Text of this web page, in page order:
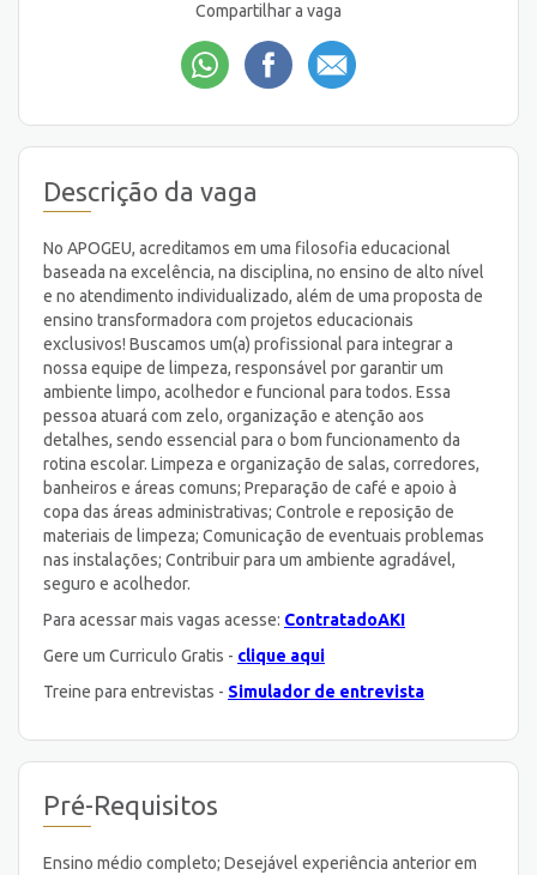
Compartilhar a vaga
Descrição da vaga
No APOGEU, acreditamos em uma filosofia educacional
baseada na excelência, na disciplina, no ensino de alto nível
e no atendimento individualizado, além de uma proposta de
ensino transformadora com projetos educacionais
exclusivos! Buscamos um(a) profissional para integrar a
nossa equipe de limpeza, responsável por garantir um
ambiente limpo, acolhedor e funcional para todos. Essa
pessoa atuará com zelo, organização e atenção aos
detalhes, sendo essencial para o bom funcionamento da
rotina escolar. Limpeza e organização de salas, corredores,
banheiros e áreas comuns; Preparação de café e apoio à
copa das áreas administrativas; Controle e reposição de
materiais de limpeza; Comunicação de eventuais problemas
nas instalações; Contribuir para um ambiente agradável,
seguro e acolhedor.
Para acessar mais vagas acesse: ContratadoAKI
Gere um Curriculo Gratis - clique aqui
Treine para entrevistas - Simulador de entrevista
Pré-Requisitos
Ensino médio completo; Desejável experiência anterior em